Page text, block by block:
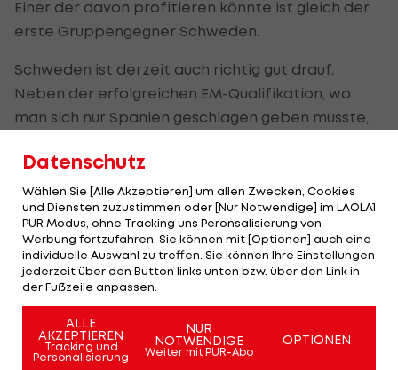
Einer der davon profitieren könnte ist gleich der
erste Gruppengegner Schweden.
Schweden ist derzeit auch richtig gut drauf.
Neben der erfolgreichen EM-Qualifikation, wo
man sich nur Spanien geschlagen geben musste,
Qualifikationerfolgreich gestartet. Kosovo und
Georgienkonnten besiegt werden und beide
Male konnte auch die Null gehalten werden. Die
Freundschaftsspiele zur Vorbereitung auf die EM
konnte allesamt gewonnen werden.Estland,
Finnland und auchArmenien
in 270 Minuten mussten die Skandinavier nur ein
einziges Mal den Ball aus ihrem Tor holen. Leider
werden die Fans der Skandinavier diesmal auf
Datenschutz
Wählen Sie [Alle Akzeptieren] um allen Zwecken, Cookies
und Diensten zuzustimmen oder [Nur Notwendige] im LAOLA1
PUR Modus, ohne Tracking uns Peronsalisierung von
Werbung fortzufahren. Sie können mit [Optionen] auch eine
individuelle Auswahl zu treffen. Sie können Ihre Einstellungen
jederzeit über den Button links unten bzw. über den Link in
der Fußzeile anpassen.
ALLE
AKZEPTIEREN
Tracking und
Personalisierung
NUR
NOTWENDIGE
Weiter mit PUR-Abo
OPTIONEN